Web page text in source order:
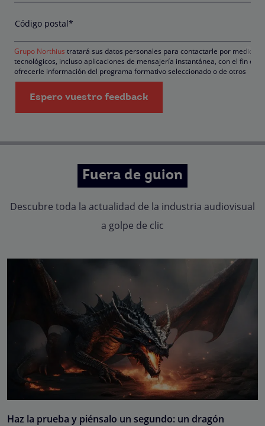
Código postal*
Grupo Northius tratará sus datos personales para contactarle por medios
tecnológicos, incluso aplicaciones de mensajería instantánea, con el fin de
ofrecerle información del programa formativo seleccionado o de otros
directamente relacionados con el interés manifestado y, en su caso, para
tramitar la contratación correspondiente. Compartiremos su solicitud con
las empresas que conforman elGrupo Northius
estas puedan hacerle llegar la mejor oferta de productos y servicios
Política de Privacidad.
Espero vuestro feedback
Fuera de guion
Descubre toda la actualidad de la industria audiovisual
a golpe de clic
Haz la prueba y piénsalo un segundo: un dragón